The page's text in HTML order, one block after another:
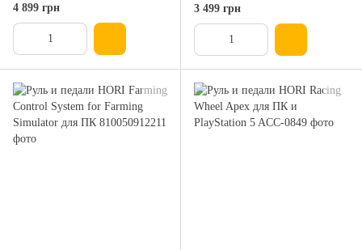
Octa Pro для ПК и PlayStation 5
4 899 грн
Of Kingdom) для Nintendo Switch
3 499 грн